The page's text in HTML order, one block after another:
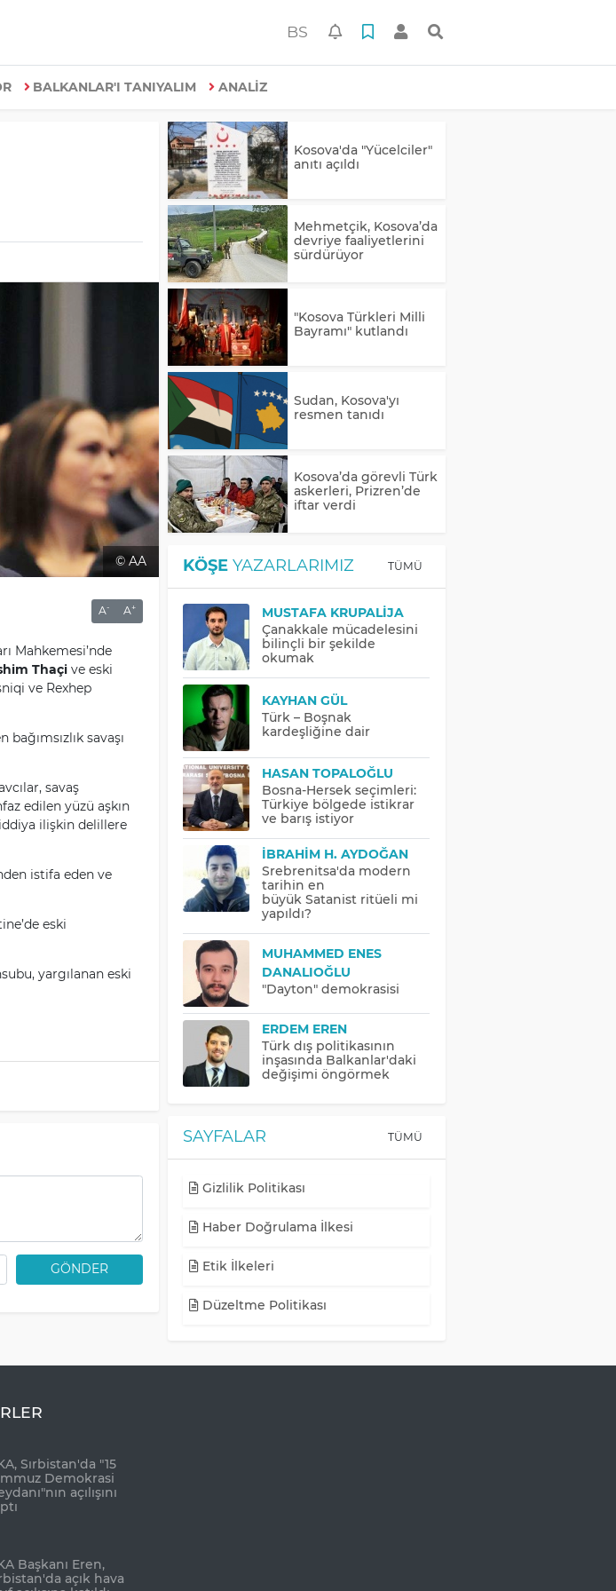
BS
BALKANLAR'I TANIYALIM ANALİZ
© AA
A- A+
Mahkemesi’nde
Thaçive eski
ve Rexhep
savaşı
savaş
edilen yüzü aşkın
ilişkin delillere
istifa eden ve
eski
yargılanan eski
GÖNDER
Kosova'da "Yücelciler"
anıtı açıldı
Mehmetçik, Kosova’da
devriye faaliyetlerini
sürdürüyor
"Kosova Türkleri Milli
Bayramı" kutlandı
Sudan, Kosova'yı
resmen tanıdı
Kosova’da görevli Türk
askerleri, Prizren’de
iftar verdi
KÖŞE YAZARLARIMIZ TÜMÜ
MUSTAFA KRUPALIJA
Çanakkale mücadelesini
bilinçli bir şekilde
okumak
KAYHAN GÜL
Türk – Boşnak
kardeşliğine dair
HASAN TOPALOĞLU
Bosna-Hersek seçimleri:
Türkiye bölgede istikrar
ve barış istiyor
İBRAHIM H. AYDOĞAN
Srebrenitsa'da modern
tarihin en
büyük Satanist ritüeli mi
yapıldı?
MUHAMMED ENES
DANALIOĞLU
"Dayton" demokrasisi
ERDEM EREN
Türk dış politikasının
inşasında Balkanlar'daki
değişimi öngörmek
SAYFALAR TÜMÜ
Gizlilik Politikası
Haber Doğrulama İlkesi
Etik İlkeleri
Düzeltme Politikası
Sırbistan'da "15
Demokrasi
açılışını
Başkanı Eren,
açık hava